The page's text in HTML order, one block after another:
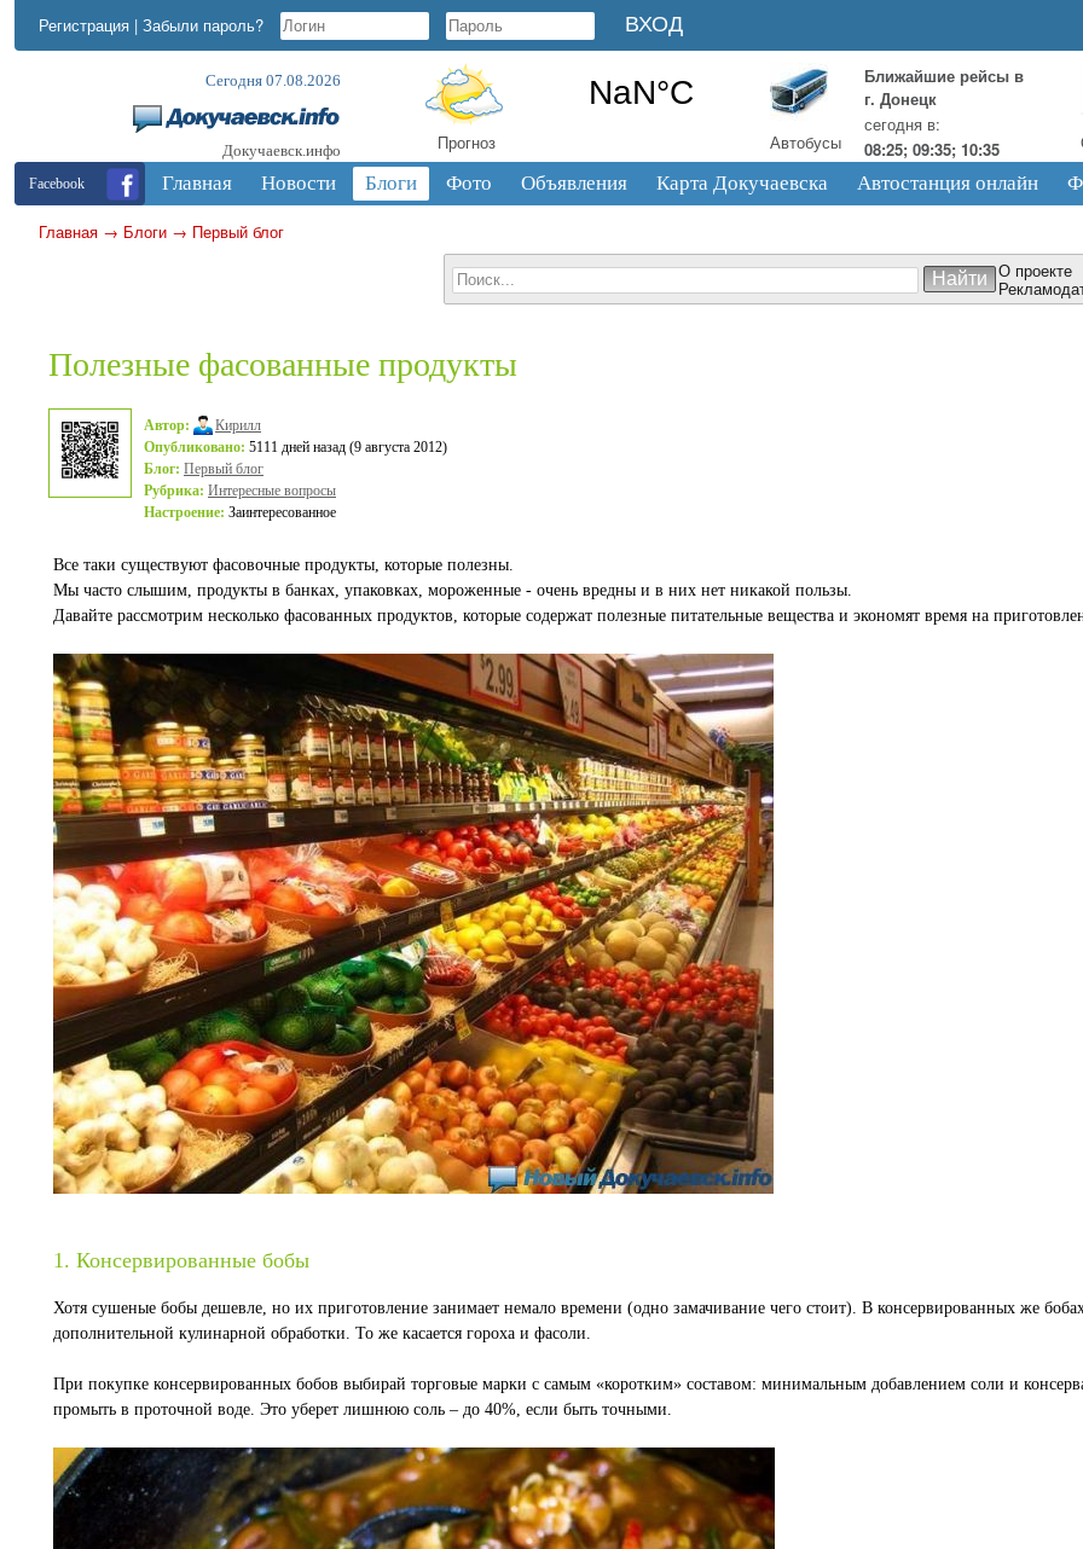
Регистрация | Забыли пароль?
Сегодня 07.08.2026
Докучаевск.инфо Прогноз Автобусы
Ближайшие рейсы в
г. Донецк
сегодня в:
08:25; 09:35; 10:35
Facebook Главная Новости Блоги Фото Объявления Карта Докучаевска Автостанция онлайн
Главная → Блоги → Первый блог
О проекте
Полезные фасованные продукты
Автор:
Кирилл
Опубликовано: 5111 дней назад (9 августа 2012)
Блог: Первый блог
Рубрика: Интересные вопросы
Настроение: Заинтересованное
Все таки существуют фасовочные продукты, которые полезны.
Мы часто слышим, продукты в банках, упаковках, мороженные - очень вредны и в них нет никакой пользы.
Давайте рассмотрим несколько фасованных продуктов, которые содержат полезные питательные вещества и экономят время на
1. Консервированные бобы
Хотя сушеные бобы дешевле, но их приготовление занимает немало времени (одно замачивание чего стоит). В консервированных же
дополнительной кулинарной обработки. То же касается гороха и фасоли.
При покупке консервированных бобов выбирай торговые марки с самым «коротким» составом: минимальным добавлением соли и
промыть в проточной воде. Это уберет лишнюю соль – до 40%, если быть точными.